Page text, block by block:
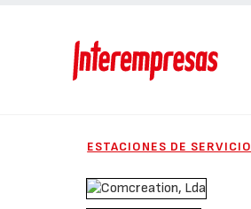
ESTACIONES DE SERVICIO